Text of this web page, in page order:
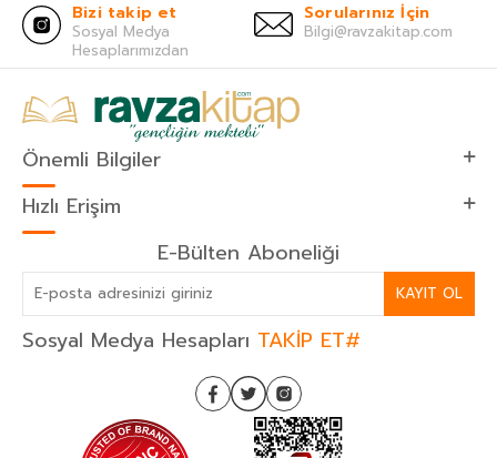
Bizi takip et
Sosyal Medya
Hesaplarımızdan
Sorularınız İçin
Bilgi@ravzakitap.com
Önemli Bilgiler
Hızlı Erişim
E-Bülten Aboneliği
KAYIT OL
Sosyal Medya Hesapları TAKİP ET#